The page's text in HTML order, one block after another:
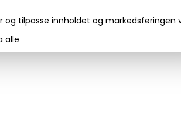
og tilpasse innholdet og markedsføringen
alle